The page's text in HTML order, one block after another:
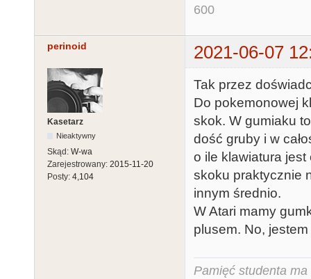
600
perinoid 2021-06-07
Kasetarz
Nieaktywny
Skąd: W-wa
Zarejestrowany: 2015-11-20
Posty: 4,104
Tak przez
Do pokemonowej
skok. W gumiaku
dość gruby i w
o ile klawiatura jest
skoku praktycznie
innym średnio.
W Atari mamy
plusem. No,
Pamięć studenta